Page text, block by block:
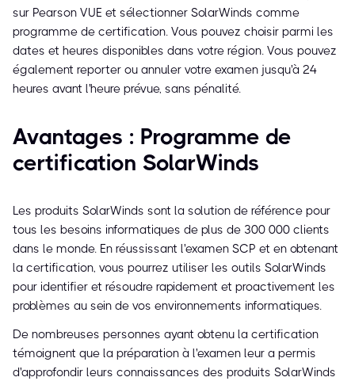
sur Pearson VUE et sélectionner SolarWinds comme
programme de certification. Vous pouvez choisir parmi les
dates et heures disponibles dans votre région. Vous pouvez
également reporter ou annuler votre examen jusqu'à 24
heures avant l'heure prévue, sans pénalité.
Avantages : Programme de
certification SolarWinds
Les produits SolarWinds sont la solution de référence pour
tous les besoins informatiques de plus de 300 000 clients
dans le monde. En réussissant l'examen SCP et en obtenant
la certification, vous pourrez utiliser les outils SolarWinds
pour identifier et résoudre rapidement et proactivement les
problèmes au sein de vos environnements informatiques.
De nombreuses personnes ayant obtenu la certification
témoignent que la préparation à l'examen leur a permis
d'approfondir leurs connaissances des produits SolarWinds